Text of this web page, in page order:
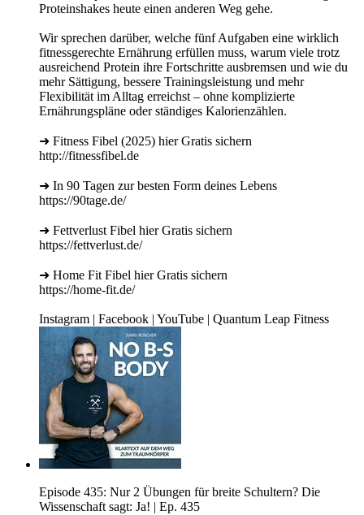
Proteinshakes heute einen anderen Weg gehe.
Wir sprechen darüber, welche fünf Aufgaben eine wirklich
fitnessgerechte Ernährung erfüllen muss, warum viele trotz
ausreichend Protein ihre Fortschritte ausbremsen und wie du
mehr Sättigung, bessere Trainingsleistung und mehr
Flexibilität im Alltag erreichst – ohne komplizierte
Ernährungspläne oder ständiges Kalorienzählen.
➜ Fitness Fibel (2025) hier Gratis sichern
http://fitnessfibel.de
➜ In 90 Tagen zur besten Form deines Lebens
https://90tage.de/
➜ Fettverlust Fibel hier Gratis sichern
https://fettverlust.de/
➜ Home Fit Fibel hier Gratis sichern
https://home-fit.de/
Instagram | Facebook | YouTube | Quantum Leap Fitness
Episode 435: Nur 2 Übungen für breite Schultern? Die
Wissenschaft sagt: Ja! | Ep. 435